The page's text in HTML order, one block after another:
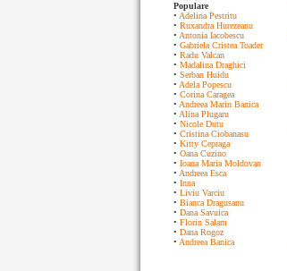
Populare
• Adelina Pestritu
• Ruxandra Hurezeanu
• Antonia Iacobescu
• Gabriela Cristea Toader
• Radu Valcan
• Madalina Draghici
• Serban Huidu
• Adela Popescu
• Corina Caragea
• Andreea Marin Banica
• Alina Plugaru
• Nicole Dutu
• Cristina Ciobanasu
• Kitty Cepraga
• Oana Cuzino
• Ioana Maria Moldovan
• Andreea Esca
• Inna
• Liviu Varciu
• Bianca Dragusanu
• Dana Savuica
• Florin Salam
• Dana Rogoz
• Andreea Banica